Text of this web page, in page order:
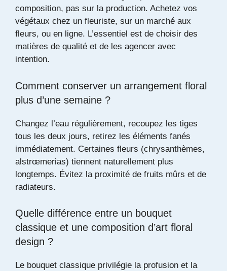
composition, pas sur la production. Achetez vos
végétaux chez un fleuriste, sur un marché aux
fleurs, ou en ligne. L’essentiel est de choisir des
matières de qualité et de les agencer avec
intention.
Comment conserver un arrangement floral
plus d’une semaine ?
Changez l’eau régulièrement, recoupez les tiges
tous les deux jours, retirez les éléments fanés
immédiatement. Certaines fleurs (chrysanthèmes,
alstrœmerias) tiennent naturellement plus
longtemps. Évitez la proximité de fruits mûrs et de
radiateurs.
Quelle différence entre un bouquet
classique et une composition d’art floral
design ?
Le bouquet classique privilégie la profusion et la